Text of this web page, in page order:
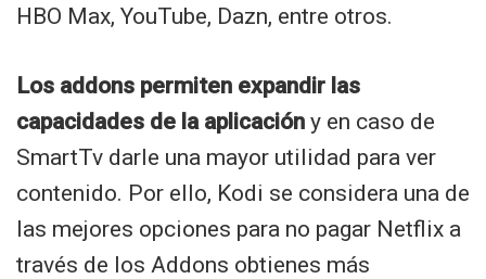
HBO Max, YouTube, Dazn, entre otros.
Los addons permiten expandir las
capacidades de la aplicación y en caso de
SmartTv darle una mayor utilidad para ver
contenido. Por ello, Kodi se considera una de
las mejores opciones para no pagar Netflix a
través de los Addons obtienes más